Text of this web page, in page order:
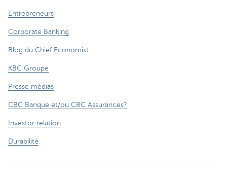
Entrepreneurs
Corporate Banking
Blog du Chief Economist
KBC Groupe
Presse médias
CBC Banque et/ou CBC Assurances?
Investor relation
Durabilité